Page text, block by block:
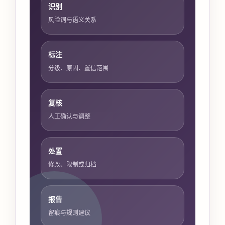
识别
风险词与语义关系
标注
分级、原因、置信范围
复核
人工确认与调整
处置
修改、限制或归档
报告
留痕与规则建议